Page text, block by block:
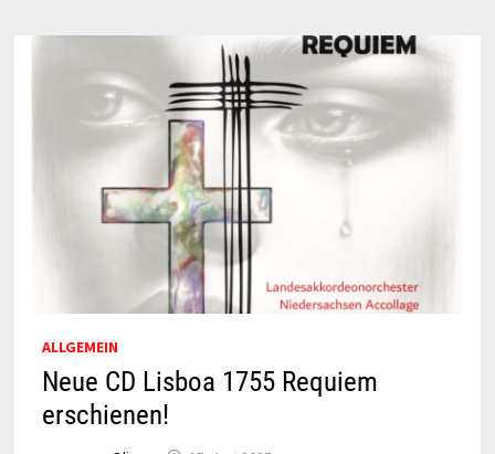
ALLGEMEIN
Neue CD Lisboa 1755 Requiem
erschienen!